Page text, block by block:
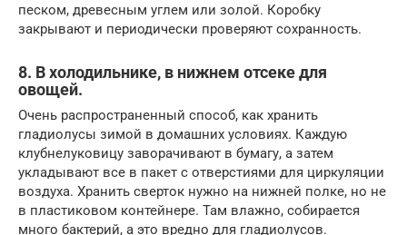
песком, древесным углем или золой. Коробку
закрывают и периодически проверяют сохранность.
8. В холодильнике, в нижнем отсеке для
овощей.
Очень распространенный способ, как хранить
гладиолусы зимой в домашних условиях. Каждую
клубнелуковицу заворачивают в бумагу, а затем
укладывают все в пакет с отверстиями для циркуляции
воздуха. Хранить сверток нужно на нижней полке, но не
в пластиковом контейнере. Там влажно, собирается
много бактерий, а это вредно для гладиолусов.